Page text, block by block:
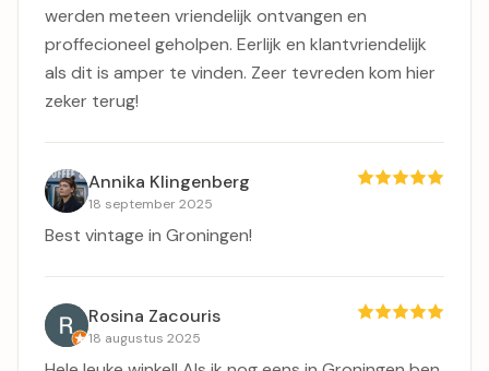
werden meteen vriendelijk ontvangen en
proffecioneel geholpen. Eerlijk en klantvriendelijk
als dit is amper te vinden. Zeer tevreden kom hier
zeker terug!
Annika Klingenberg
18 september 2025
Best vintage in Groningen!
Rosina Zacouris
18 augustus 2025